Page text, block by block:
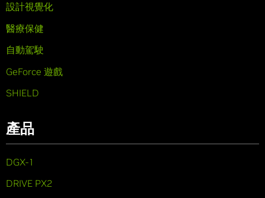
設計視覺化
醫療保健
自動駕駛
GeForce 遊戲
SHIELD
產品
DGX-1
DRIVE PX2